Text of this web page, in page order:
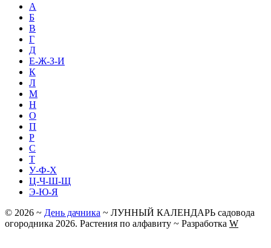
А
Б
В
Г
Д
Е-Ж-З-И
К
Л
М
Н
О
П
Р
С
Т
У-Ф-Х
Ц-Ч-Ш-Щ
Э-Ю-Я
© 2026 ~ День дачника ~ ЛУННЫЙ КАЛЕНДАРЬ садовода
огородника 2026. Растения по алфавиту ~ Разработка W